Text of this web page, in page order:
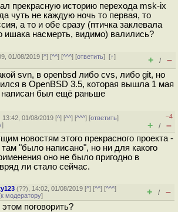
прекрасную историю перехода msk-ix
чуть не каждую ночь то первая, то
а то и обе сразу (птичка заклевала
ишака насмерть, видимо) валились?
01/08/2019 [^] [^^] [^^^] [ответить][↑]
+ / –
svn, в openbsd либо cvs, либо git, но
в OpenBSD 3.5, которая вышла 1 мая
написан был ещё раньше
13:42, 01/08/2019 [^] [^^] [^^^] [ответить]
]
–4
+ / –
новостям этого прекрасного проекта -
"было написано", но ни для какого
оно не было пригодно в
ли стало сейчас.
(??), 14:02, 01/08/2019 [^] [^^] [^^^]
к модератору] + / –
поговорить?